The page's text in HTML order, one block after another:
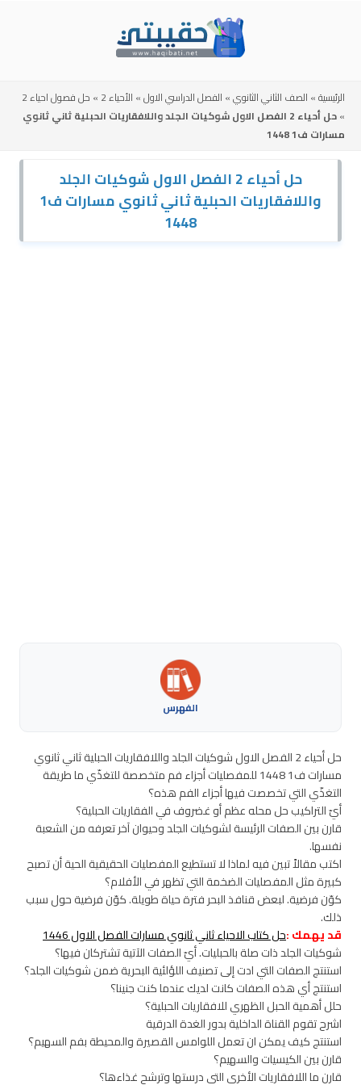
الرئيسية» الصف الثاني الثانوي» الفصل الدراسي الاول» الأحياء 2 » حل فصول احياء 2
»
حل أحياء 2 الفصل الاول شوكيات الجلد واللافقاريات الحبلية ثاني ثانوي
مسارات ف1 1448
حل أحياء 2 الفصل الاول شوكيات الجلد
واللافقاريات الحبلية ثاني ثانوي مسارات ف1
1448
الفهرس
حل أحياء 2 الفصل الاول شوكيات الجلد واللافقاريات الحبلية ثاني ثانوي
مسارات ف1 1448 للمفصليات أجزاء فم متخصصة للتغذّي ما طريقة
التغذّي التي تخصصت فيها أجزاء الفم هذه؟
أيّ التراكيب حل محله عظم أو غضروف في الفقاريات الحبلية؟
قارن بين الصفات الرئيسة لشوكيات الجلد وحيوان آخر تعرفه من الشعبة
نفسها.
اكتب مقالاً تبين فيه لماذا لا تستطيع المفصليات الحقيقية الحية أن تصبح
كبيرة مثل المفصليات الضخمة التي تظهر في الأفلام؟
كوّن فرضية. لبعض قنافذ البحر فترة حياة طويلة. كوّن فرضية حول سبب
ذلك.
قد يهمك :حل كتاب الاحياء ثاني ثانوي مسارات الفصل الاول 1446
شوكيات الجلد ذات صلة بالحبليات. أيّ الصفات الآتية تشتركان فيها؟
استنتج الصفات التي ادت إلى تصنيف اللؤلئية البحرية ضمن شوكيات الجلد؟
استنتج أي هذه الصفات كانت لديك عندما كنت جنينا؟
حلل أهمية الحبل الظهري للافقاريات الحبلية؟
اشرح تقوم القناة الداخلية بدور الغدة الدرقية
استنتج كيف يمكن ان تعمل اللوامس القصيرة والمحيطة بفم السهيم؟
قارن بين الكيسيات والسهيم؟
قارن ما اللافقاريات الأخرى التي درستها وترشح غذاءها؟